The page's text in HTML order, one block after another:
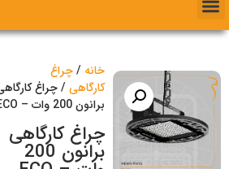
خانه/چراغ
کارگاهی/ چراغ کارگاهی
برانون 200 وات – ECO
چراغ کارگاهی
برانون 200